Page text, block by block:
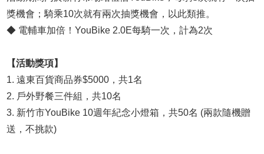
獎機會；騎乘10次就有兩次抽獎機會，以此類推。
◆ 電輔車加倍！YouBike 2.0E每騎一次，計為2次
【活動獎項】
1. 遠東百貨商品券$5000，共1名
2. 戶外野餐三件組，共10名
3. 新竹市YouBike 10週年紀念小燈箱，共50名 (兩款隨機贈
送，不挑款)